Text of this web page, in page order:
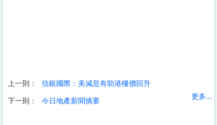
收
上一則： 信銀國際：美減息有助港樓價回升
下一則： 今日地產新聞摘要
更多...